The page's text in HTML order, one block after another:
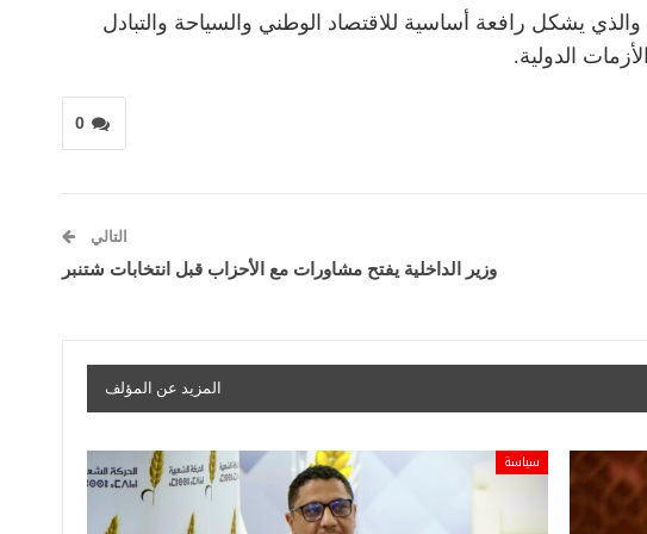
يشكل رافعة أساسية للاقتصاد الوطني والسياحة والتبادل
الدولية.
0
التالي
وزير الداخلية يفتح مشاورات مع الأحزاب قبل انتخابات شتنبر
المزيد عن المؤلف
سياسة